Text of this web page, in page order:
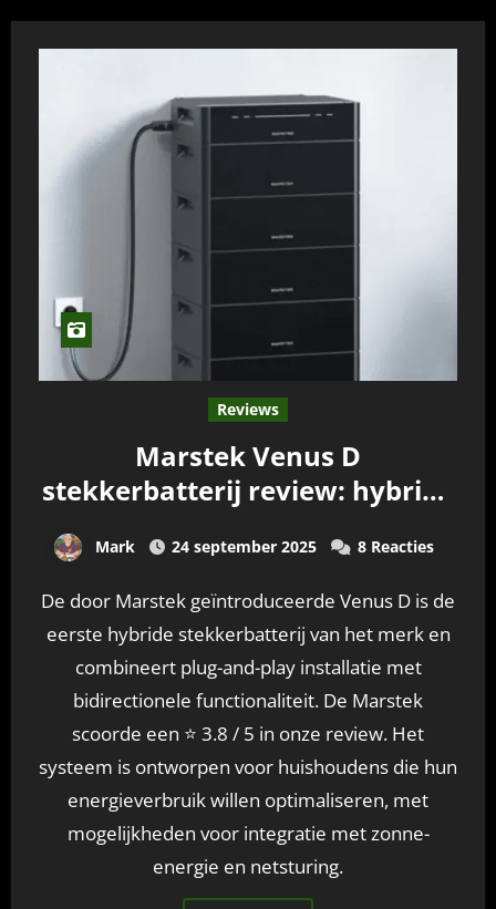
Reviews
Marstek Venus D
stekkerbatterij review: hybride
Mark 24 september 2025 8 Reacties
De door Marstek geïntroduceerde Venus D is de
eerste hybride stekkerbatterij van het merk en
combineert plug-and-play installatie met
bidirectionele functionaliteit. De Marstek
scoorde een ⭐ 3.8 / 5 in onze review. Het
systeem is ontworpen voor huishoudens die hun
energieverbruik willen optimaliseren, met
mogelijkheden voor integratie met zonne-
energie en netsturing.